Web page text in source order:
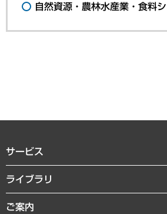
自然資源・農林水産業・食料
サービス
経営戦略
組織・人事戦略
デジタルイノベーション
ライブラリ
経済調査
ご案内